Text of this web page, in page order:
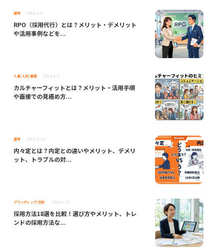
選考 2026.6.2
RPO（採用代行）とは？メリット・デメリット
や活用事例などを...
人事/人材/雇用 2026.6.2
カルチャーフィットとは？メリット・活用手順
や面接での見極め方...
選考 2026.6.22
内々定とは？内定との違いやメリット、デメリ
ット、トラブルの対...
ブランディング/方針 2026.6.20
採用方法18選を比較！選び方やメリット、トレ
ンドの採用方法な...